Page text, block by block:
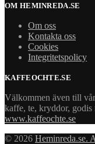
OM HEMINREDA.SE
Om oss
Kontakta oss
Cookies
Integritetspolicy
KAFFEOCHTE.SE
Välkommen även till
kaffe, te, kryddor, godis
www.kaffeochte.se
© 2026 Heminreda.se.